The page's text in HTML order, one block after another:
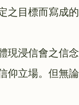
之目標而寫成
現浸信會之信
仰立場。但無